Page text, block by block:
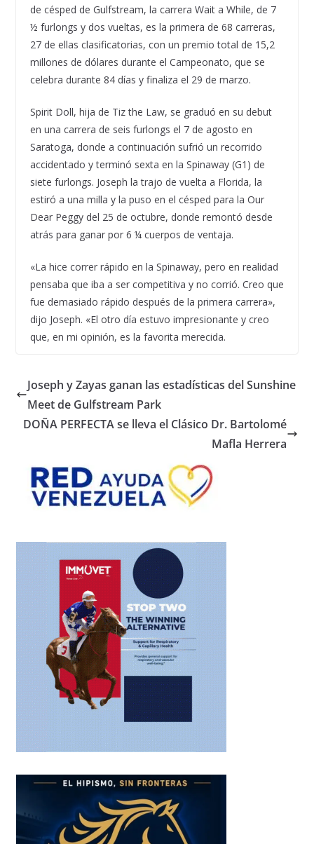
de césped de Gulfstream, la carrera Wait a While, de 7
½ furlongs y dos vueltas, es la primera de 68 carreras,
27 de ellas clasificatorias, con un premio total de 15,2
millones de dólares durante el Campeonato, que se
celebra durante 84 días y finaliza el 29 de marzo.
Spirit Doll, hija de Tiz the Law, se graduó en su debut
en una carrera de seis furlongs el 7 de agosto en
Saratoga, donde a continuación sufrió un recorrido
accidentado y terminó sexta en la Spinaway (G1) de
siete furlongs. Joseph la trajo de vuelta a Florida, la
estiró a una milla y la puso en el césped para la Our
Dear Peggy del 25 de octubre, donde remontó desde
atrás para ganar por 6 ¼ cuerpos de ventaja.
«La hice correr rápido en la Spinaway, pero en realidad
pensaba que iba a ser competitiva y no corrió. Creo que
fue demasiado rápido después de la primera carrera»,
dijo Joseph. «El otro día estuvo impresionante y creo
que, en mi opinión, es la favorita merecida.
Joseph y Zayas ganan las estadísticas del Sunshine
Meet de Gulfstream Park
DOÑA PERFECTA se lleva el Clásico Dr. Bartolomé
Mafla Herrera